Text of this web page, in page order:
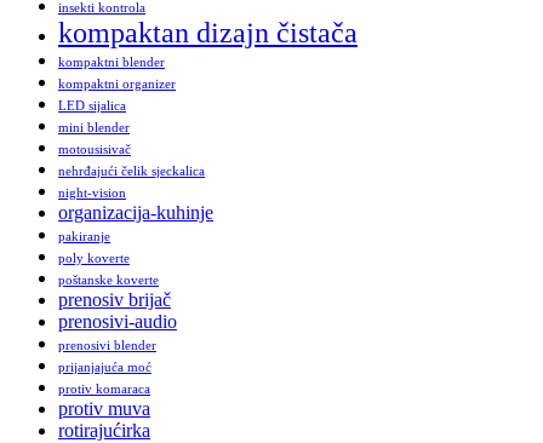
insekti kontrola
kompaktan dizajn čistača
kompaktni blender
kompaktni organizer
LED sijalica
mini blender
motousisivač
nehrđajući čelik sjeckalica
night-vision
organizacija-kuhinje
pakiranje
poly koverte
poštanske koverte
prenosiv brijač
prenosivi-audio
prenosivi blender
prijanjajuća moć
protiv komaraca
protiv muva
rotirajućirka